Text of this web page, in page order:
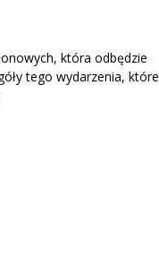
która odbędzie
tego wydarzenia, które